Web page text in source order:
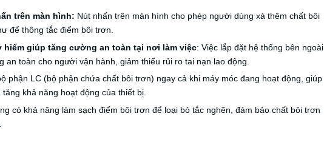
trên màn hình: Nút nhấn trên màn hình cho phép người dùng xả thêm chất bôi
để thông tắc điểm bôi trơn.
giúp tăng cường an toàn tại nơi làm việc: Việc lắp đặt hệ thống bên ngoài
an toàn cho người vận hành, giảm thiểu rủi ro tai nạn lao động.
phận LC (bộ phận chứa chất bôi trơn) ngay cả khi máy móc đang hoạt động, giúp
khả năng hoạt động của thiết bị.
có khả năng làm sạch điểm bôi trơn để loại bỏ tắc nghẽn, đảm bảo chất bôi trơn